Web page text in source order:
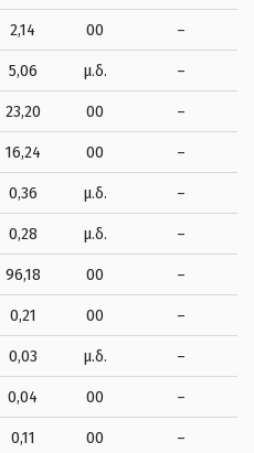
2,14 00 –
5,06 μ.δ. –
23,20 00 –
16,24 00 –
0,36 μ.δ. –
0,28 μ.δ. –
96,18 00 –
0,21 00 –
0,03 μ.δ. –
0,04 00 –
0,11 00 –